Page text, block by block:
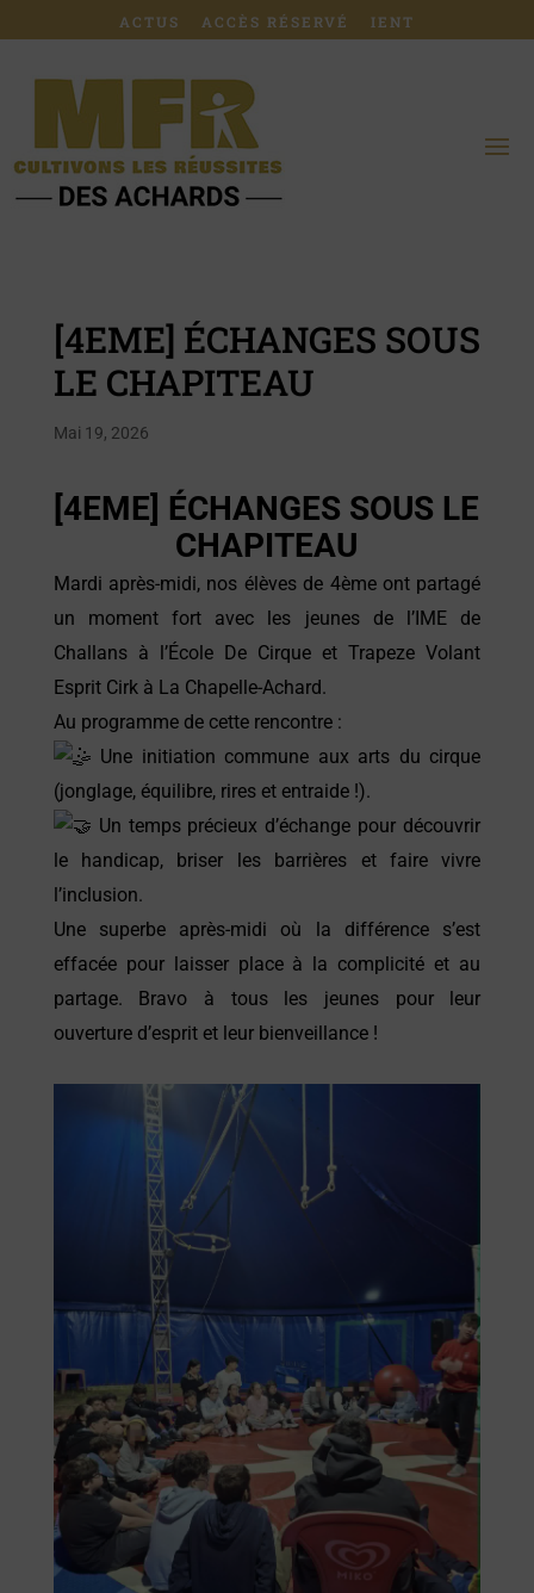
ACTUS ACCÈS RÉSERVÉ IENT
[4EME] ÉCHANGES SOUS
LE CHAPITEAU
Mai 19, 2026
[4EME] ÉCHANGES SOUS LE
CHAPITEAU
Mardi après-midi, nos élèves de 4ème ont partagé
un moment fort avec les jeunes de l’IME de
Challans à l’École De Cirque et Trapeze Volant
Esprit Cirkà La Chapelle-Achard.
Au programme de cette rencontre :
Une initiation commune aux arts du cirque
(jonglage, équilibre, rires et entraide !).
Un temps précieux d’échange pour découvrir
le handicap, briser les barrières et faire vivre
l’inclusion.
Une superbe après-midi où la différence s’est
effacée pour laisser place à la complicité et au
partage. Bravo à tous les jeunes pour leur
ouverture d’esprit et leur bienveillance !